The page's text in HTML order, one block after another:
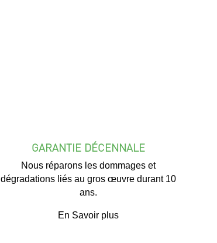
GARANTIE DÉCENNALE
Nous réparons les dommages et
dégradations liés au gros œuvre durant 10
ans.
En Savoir plus